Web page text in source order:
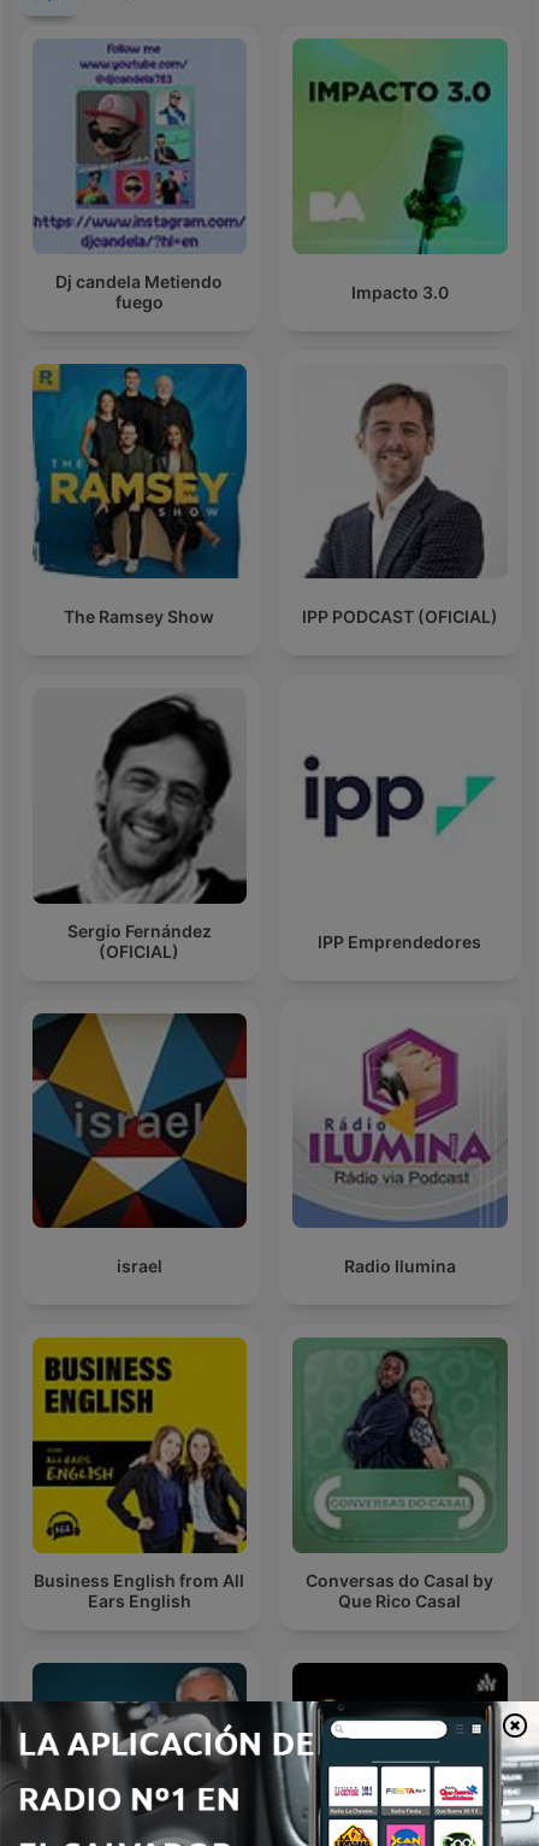
Dj candela Metiendo
fuego
Impacto 3.0
The Ramsey Show IPP PODCAST (OFICIAL)
Sergio Fernández
(OFICIAL)
IPP Emprendedores
israel Radio Ilumina
Business English from All
Ears English
Conversas do Casal by
Que Rico Casal